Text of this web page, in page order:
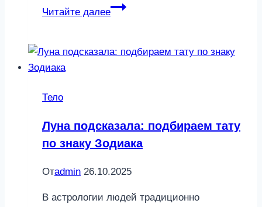
Читайте далее
Энергия
день:
и
не
Тело
Луна подсказала: подбираем тату
по знаку Зодиака
Отadmin 26.10.2025
В астрологии людей традиционно